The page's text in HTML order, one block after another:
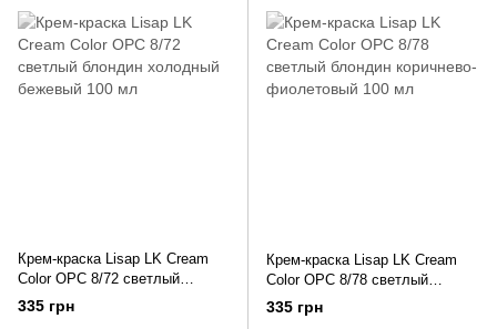
Крем-краска Lisap LK Cream
Color OPC 8/72 светлый
блондин холодный бежевый
100 мл
335 грн
Крем-краска Lisap LK Cream
Color OPC 8/78 светлый
блондин коричнево-
фиолетовый 100 мл
335 грн